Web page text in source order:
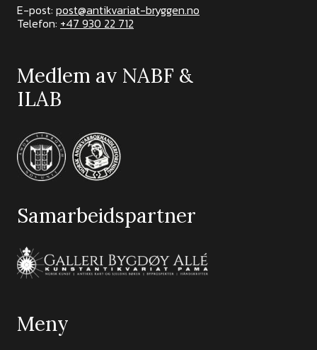
E-post: post@antikvariat-bryggen.no
Telefon: +47 930 22 712
Medlem av NABF &
ILAB
Samarbeidspartner
Meny